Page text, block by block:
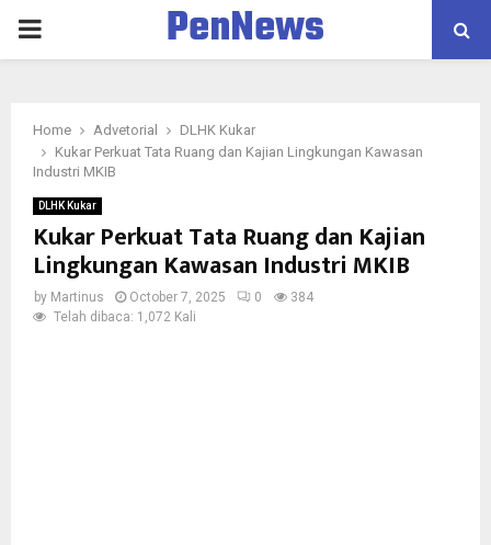
PRIMARY
PenNews
Home Advetorial
DLHK Kukar
Kukar Perkuat Tata Ruang dan Kajian Lingkungan Kawasan
Industri MKIB
DLHK Kukar
Kukar Perkuat Tata Ruang dan Kajian
Lingkungan Kawasan Industri MKIB
by Martinus October 7, 2025 0
384
Telah dibaca: 1,072 Kali